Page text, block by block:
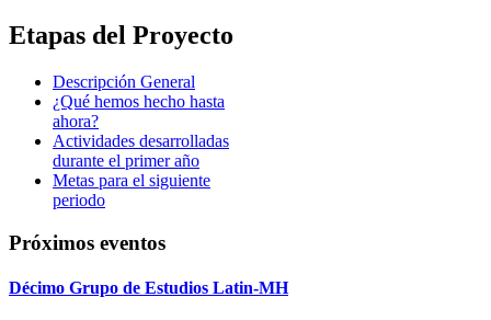
Etapas del Proyecto
Descripción General
¿Qué hemos hecho hasta
ahora?
Actividades desarrolladas
durante el primer año
Metas para el siguiente
periodo
Próximos eventos
Décimo Grupo de Estudios Latin-MH